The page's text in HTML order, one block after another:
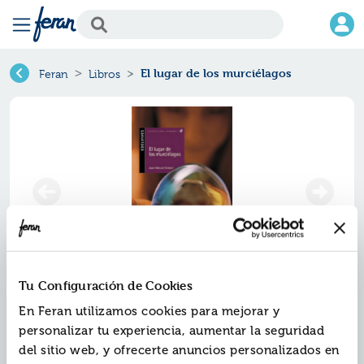
Tu Configuración de Cookies
En Feran utilizamos cookies para mejorar y
personalizar tu experiencia, aumentar la seguridad
del sitio web, y ofrecerte anuncios personalizados en
Feran Libros El lugar de los murciélagos
El lugar de los murciélagos
Ref.ZED-AN033
ISBN:9788426351159